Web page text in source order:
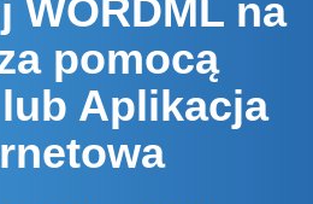
WORDML na
pomocą
Aplikacja